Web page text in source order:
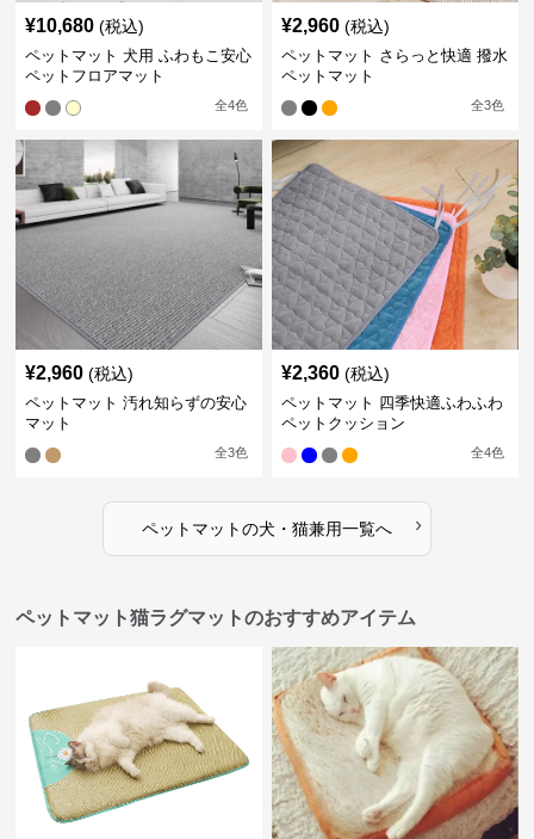
¥10,680 (税込)
ペットマット 犬用 ふわもこ安心
ペットフロアマット
全4色
¥2,960 (税込)
ペットマット さらっと快適 撥水
ペットマット
全3色
¥2,960 (税込)
ペットマット 汚れ知らずの安心
マット
全3色
¥2,360 (税込)
ペットマット 四季快適ふわふわ
ペットクッション
全4色
ペットマットの犬・猫兼用一覧へ ›
ペットマット猫ラグマットのおすすめアイテム